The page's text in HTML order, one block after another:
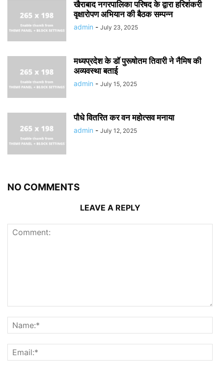
खैराबाद नगरपालिका परिषद के द्वारा हरिशंकरी
वृक्षारोपण अभियान की बैठक सम्पन्न
admin - July 23, 2025
मध्यप्रदेश के डॉ पुरूषोतम तिवारी ने नैमिष की
अव्यवस्था बताई
admin - July 15, 2025
पौधे वितरित कर वन महोत्सव मनाया
admin - July 12, 2025
NO COMMENTS
LEAVE A REPLY